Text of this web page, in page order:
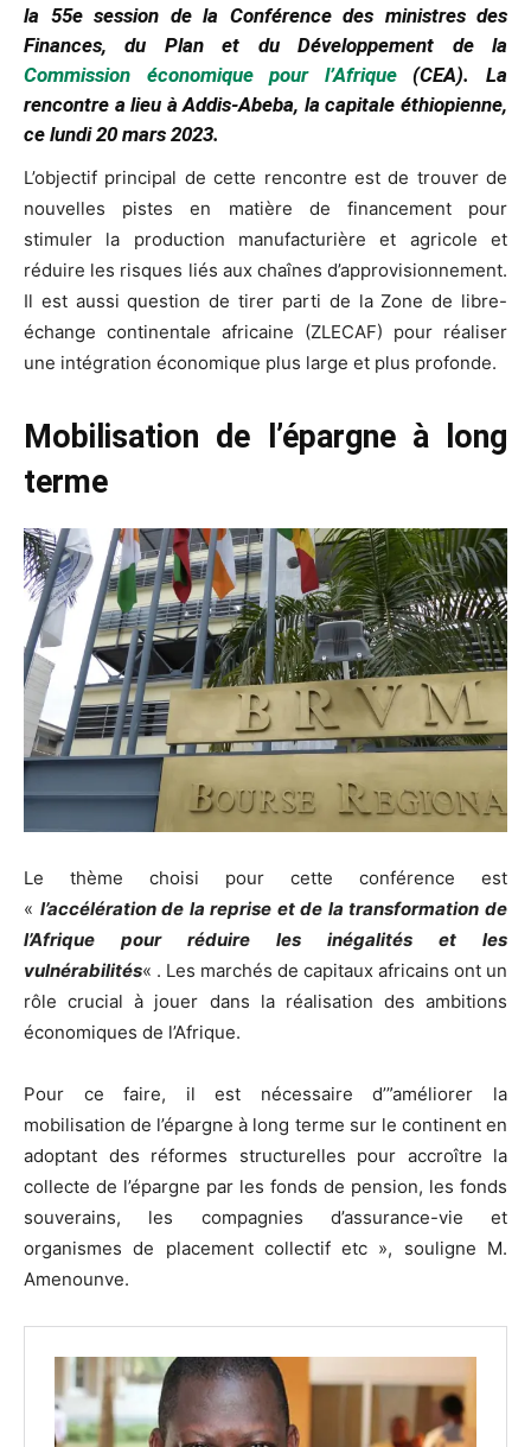
la 55e session de la Conférence des ministres des
Finances, du Plan et du Développement de la
Commission économique pour l’Afrique(CEA). La
rencontre a lieu à Addis-Abeba, la capitale éthiopienne,
ce lundi 20 mars 2023.
L’objectif principal de cette rencontre est de trouver de
nouvelles pistes en matière de financement pour
stimuler la production manufacturière et agricole et
réduire les risques liés aux chaînes d’approvisionnement.
Il est aussi question de tirer parti de la Zone de libre-
échange continentale africaine (ZLECAF) pour réaliser
une intégration économique plus large et plus profonde.
Mobilisation de l’épargne à long
terme
Le thème choisi pour cette conférence est
« l’accélération de la reprise et de la transformation de
l’Afrique pour réduire les inégalités et les
vulnérabilités« . Les marchés de capitaux africains ont un
rôle crucial à jouer dans la réalisation des ambitions
économiques de l’Afrique.
Pour ce faire, il est nécessaire d’”améliorer la
mobilisation de l’épargne à long terme sur le continent en
adoptant des réformes structurelles pour accroître la
collecte de l’épargne par les fonds de pension, les fonds
souverains, les compagnies d’assurance-vie et
organismes de placement collectif etc », souligne M.
Amenounve.